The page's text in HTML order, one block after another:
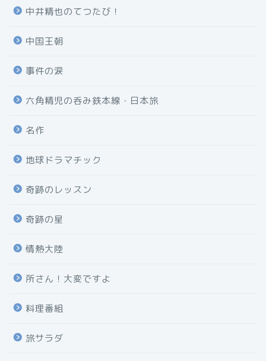
中井精也のてつたび！
中国王朝
事件の涙
六角精児の呑み鉄本線・日本旅
名作
地球ドラマチック
奇跡のレッスン
奇跡の星
情熱大陸
所さん！大変ですよ
料理番組
旅サラダ